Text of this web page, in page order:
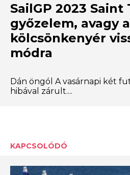
SailGP 2023 Saint
győzelem, avagy a
kölcsönkenyér
módra
Dán öngól A vasárnapi két
hibával zárult....
KAPCSOLÓDÓ